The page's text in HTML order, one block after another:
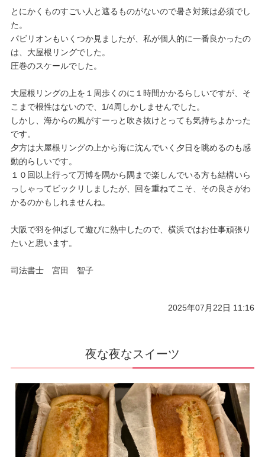
とにかくものすごい人と遮るものがないので暑さ対策は必須でし
た。
パビリオンもいくつか見ましたが、私が個人的に一番良かったの
は、大屋根リングでした。
圧巻のスケールでした。
大屋根リングの上を１周歩くのに１時間かかるらしいですが、そ
こまで根性はないので、1/4周しかしませんでした。
しかし、海からの風がすーっと吹き抜けとっても気持ちよかった
です。
夕方は大屋根リングの上から海に沈んでいく夕日を眺めるのも感
動的らしいです。
１０回以上行って万博を隅から隅まで楽しんでいる方も結構いら
っしゃってビックリしましたが、回を重ねてこそ、その良さがわ
かるのかもしれませんね。
大阪で羽を伸ばして遊びに熱中したので、横浜ではお仕事頑張り
たいと思います。
司法書士 宮田 智子
2025年07月22日 11:16
夜な夜なスイーツ